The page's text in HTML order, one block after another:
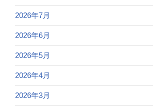
2026年7月
2026年6月
2026年5月
2026年4月
2026年3月